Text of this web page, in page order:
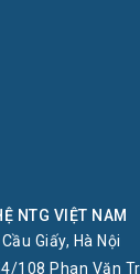
NTG VIỆT NAM
Giấy, Hà Nội
108 Phan Văn